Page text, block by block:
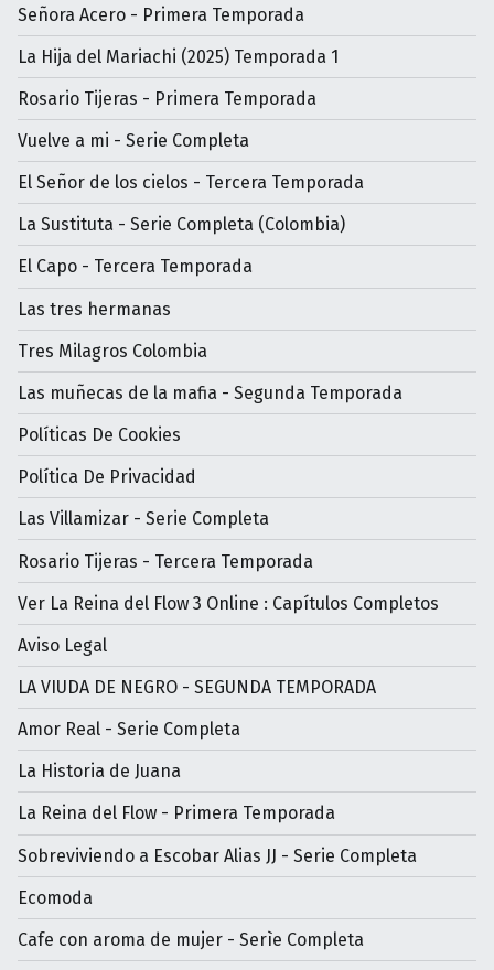
Señora Acero - Primera Temporada
La Hija del Mariachi (2025) Temporada 1
Rosario Tijeras - Primera Temporada
Vuelve a mi - Serie Completa
El Señor de los cielos - Tercera Temporada
La Sustituta - Serie Completa (Colombia)
El Capo - Tercera Temporada
Las tres hermanas
Tres Milagros Colombia
Las muñecas de la mafia - Segunda Temporada
Políticas De Cookies
Política De Privacidad
Las Villamizar - Serie Completa
Rosario Tijeras - Tercera Temporada
Ver La Reina del Flow 3 Online : Capítulos Completos
Aviso Legal
LA VIUDA DE NEGRO - SEGUNDA TEMPORADA
Amor Real - Serie Completa
La Historia de Juana
La Reina del Flow - Primera Temporada
Sobreviviendo a Escobar Alias JJ - Serie Completa
Ecomoda
Cafe con aroma de mujer - Serìe Completa